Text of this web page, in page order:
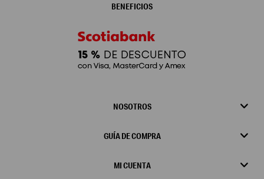
NOSOTROS
GUÍA DE COMPRA
MI CUENTA
BENEFICIOS